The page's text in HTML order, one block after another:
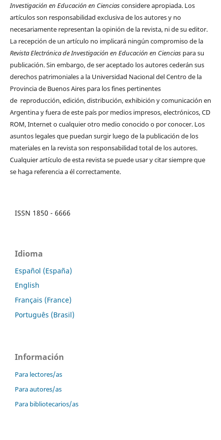
Investigación en Educación en Cienciasconsidere apropiada. Los
artículos son responsabilidad exclusiva de los autores y no
necesariamente representan la opinión de la revista, ni de su editor.
La recepción de un artículo no implicará ningún compromiso de la
Revista Electrónica de Investigación en Educación en Cienciaspara su
publicación. Sin embargo, de ser aceptado los autores cederán sus
derechos patrimoniales a la Universidad Nacional del Centro de la
Provincia de Buenos Aires para los fines pertinentes
de reproducción, edición, distribución, exhibición y comunicación en
Argentina y fuera de este país por medios impresos, electrónicos, CD
ROM, Internet o cualquier otro medio conocido o por conocer. Los
asuntos legales que puedan surgir luego de la publicación de los
materiales en la revista son responsabilidad total de los autores.
Cualquier artículo de esta revista se puede usar y citar siempre que
se haga referencia a él correctamente.
ISSN 1850 - 6666
Idioma
Español (España)
English
Français (France)
Português (Brasil)
Información
Para lectores/as
Para autores/as
Para bibliotecarios/as